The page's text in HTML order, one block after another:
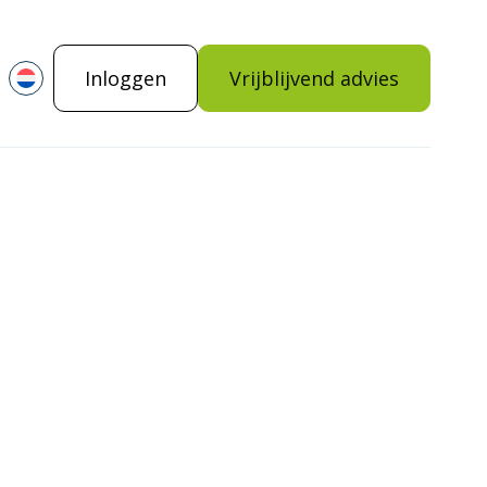
Inloggen Vrijblijvend advies